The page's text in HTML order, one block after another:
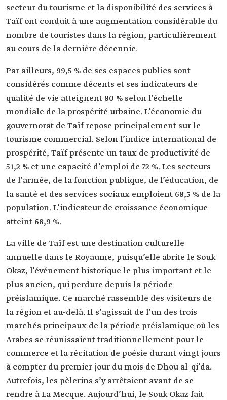
secteur du tourisme et la disponibilité des services à
Taïf ont conduit à une augmentation considérable du
nombre de touristes dans la région, particulièrement
au cours de la dernière décennie.
Par ailleurs, 99,5 % de ses espaces publics sont
considérés comme décents et ses indicateurs de
qualité de vie atteignent 80 % selon l’échelle
mondiale de la prospérité urbaine. L’économie du
gouvernorat de Taïf repose principalement sur le
tourisme commercial. Selon l’indice international de
prospérité, Taïf présente un taux de productivité de
51,2 % et une capacité d’emploi de 72 %. Les secteurs
de l’armée, de la fonction publique, de l’éducation, de
la santé et des services sociaux emploient 68,5 % de la
population. L’indicateur de croissance économique
atteint 68,9 %.
La ville de Taïf est une destination culturelle
annuelle dans le Royaume, puisqu’elle abrite le Souk
Okaz, l’événement historique le plus important et le
plus ancien, qui perdure depuis la période
préislamique. Ce marché rassemble des visiteurs de
la région et au-delà. Il s’agissait de l’un des trois
marchés principaux de la période préislamique où les
Arabes se réunissaient traditionnellement pour le
commerce et la récitation de poésie durant vingt jours
à compter du premier jour du mois de Dhou al-qi’da.
Autrefois, les pèlerins s’y arrêtaient avant de se
rendre à La Mecque. Aujourd’hui, le Souk Okaz fait